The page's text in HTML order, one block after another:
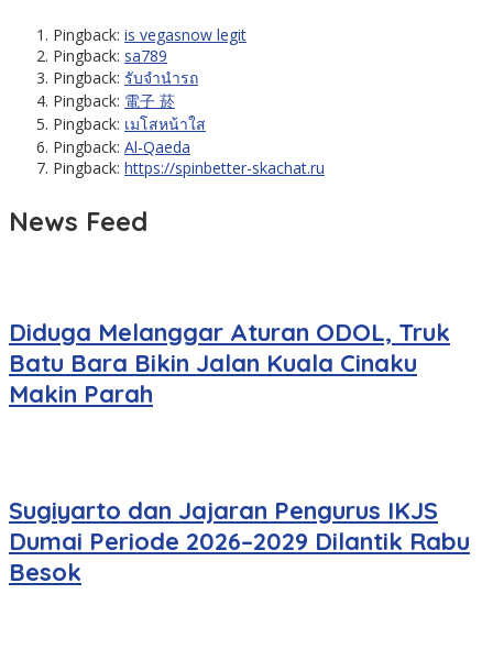
Pingback: is vegasnow legit
Pingback: sa789
Pingback: รับจำนำรถ
Pingback: 電子 菸
Pingback: เมโสหน้าใส
Pingback: Al-Qaeda
Pingback: https://spinbetter-skachat.ru
News Feed
Diduga Melanggar Aturan ODOL, Truk
Batu Bara Bikin Jalan Kuala Cinaku
Makin Parah
Sugiyarto dan Jajaran Pengurus IKJS
Dumai Periode 2026–2029 Dilantik Rabu
Besok